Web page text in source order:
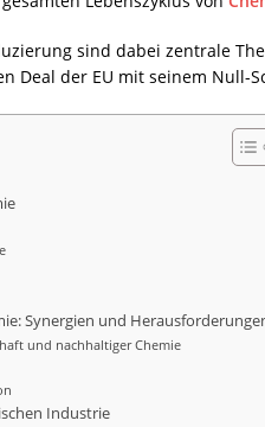
sind dabei zentrale
Deal der EU mit seinem
Synergien und
und nachhaltiger Chemie
Industrie